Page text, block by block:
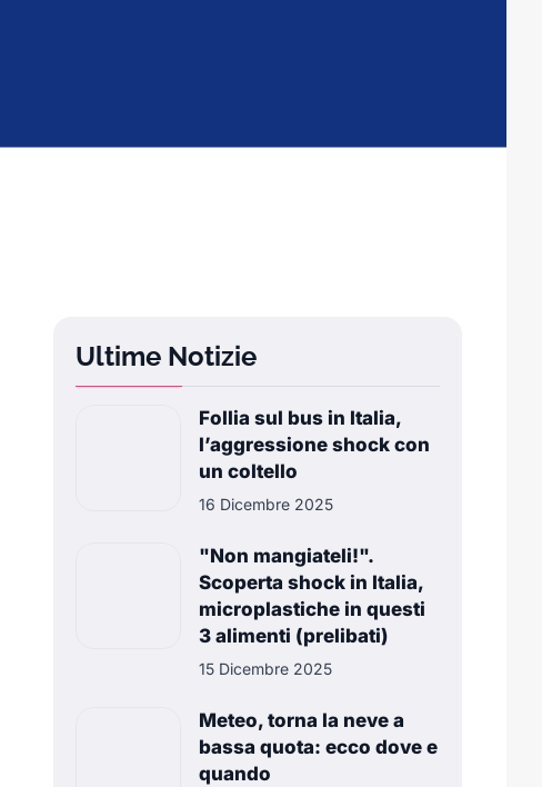
Ultime Notizie
Follia sul bus in Italia,
l’aggressione shock con
un coltello
16 Dicembre 2025
"Non mangiateli!".
Scoperta shock in Italia,
microplastiche in questi
3 alimenti (prelibati)
15 Dicembre 2025
Meteo, torna la neve a
bassa quota: ecco dove e
quando